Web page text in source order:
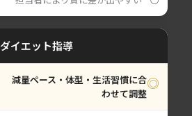
ダイエット指導
減量ペース・体型・生活習慣に合
わせて調整
◎